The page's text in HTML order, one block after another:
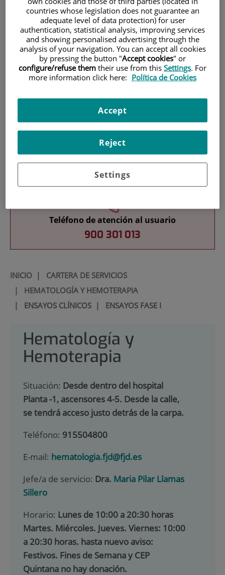
Investigación
Docencia
Teléfono de atención al usuario
900 301 013
INICIO| CARTERA DE SERVICIOS
| HEMATOLOGÍA Y HEMOTERAPIA
| ENSAYOS CLÍNICOS| ENSAYOS FASE I
Hematología y
Hemoterapia
Situación: Desde dentro del hospital
Planta -1, ascensores 4-5. Desde la calle,
se tendrá acceso justo detrás de la carpa.
Teléfono: 915504800
E-mail: hematologia.fjd@fjd.es
Jefe/a de servicio: Dra. Maria Pilar Llamas
Sillero
Horario: Lunes de 10:00 a 20:30 horas
Martes. Miércoles. Jueves. Viernes: 10:00
a 20:30 horas. hasta nuevo aviso:
Festivos. Fines de Semana y CEP
Quintana no hay donación.
countries whose legislation does not guarantee an
adequate level of data protection) for user
authentication, statistical analysis, improving services
and showing personalised advertising through the
analysis of your navigation. You can accept all cookies
by pressing the button "Accept cookies" or
configure/refuse them their use from this Settings. For
more information click here: Política de Cookies
Settings
Reject
Accept